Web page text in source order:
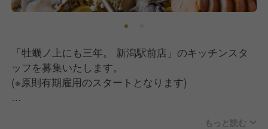
「牡蠣ノ上にも三年。 新潟駅前店」のキッチンスタ
ッフを募集いたします。
(※原則有期雇用のスタートとなります)
もっと読む